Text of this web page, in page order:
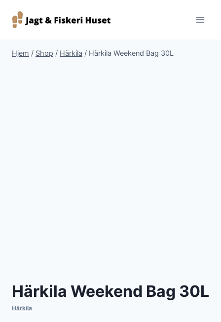
Hjem / Shop / Härkila / Härkila Weekend Bag 30L
Härkila Weekend Bag 30L
Härkila